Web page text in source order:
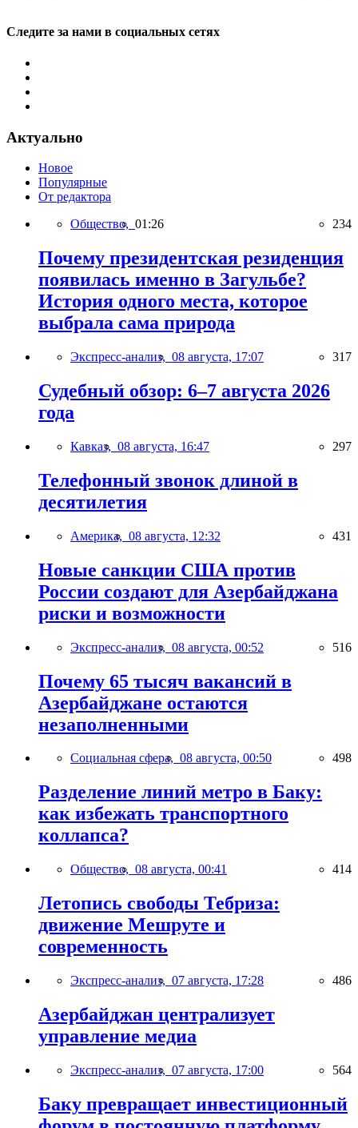
Следите за нами в социальных сетях
Актуально
Новое
Популярные
От редактора
Общество, 01:26 234
Почему президентская резиденция
появилась именно в Загульбе?
История одного места, которое
выбрала сама природа
Экспресс-анализ, 08 августа, 17:07 317
Судебный обзор: 6–7 августа 2026
года
Кавказ, 08 августа, 16:47 297
Телефонный звонок длиной в
десятилетия
Америка, 08 августа, 12:32 431
Новые санкции США против
России создают для Азербайджана
риски и возможности
Экспресс-анализ, 08 августа, 00:52 516
Почему 65 тысяч вакансий в
Азербайджане остаются
незаполненными
Социальная сфера, 08 августа, 00:50 498
Разделение линий метро в Баку:
как избежать транспортного
коллапса?
Общество, 08 августа, 00:41 414
Летопись свободы Тебриза:
движение Мешруте и
современность
Экспресс-анализ, 07 августа, 17:28 486
Азербайджан централизует
управление медиа
Экспресс-анализ, 07 августа, 17:00 564
Баку превращает инвестиционный